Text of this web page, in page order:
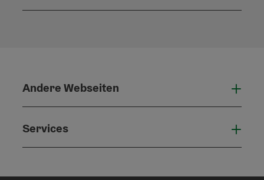
Andere Webseiten
Services